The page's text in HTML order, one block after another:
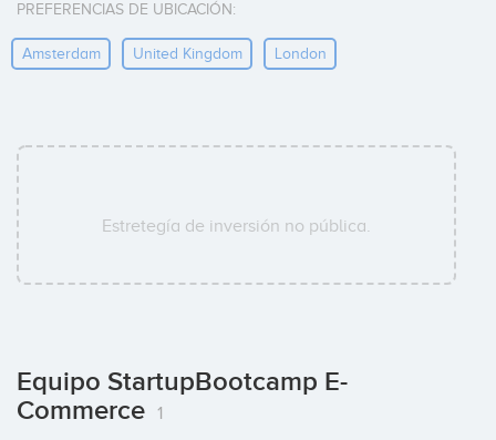
PREFERENCIAS DE UBICACIÓN:
Amsterdam United Kingdom London
Estretegía de inversión no pública.
Equipo StartupBootcamp E-
Commerce
1